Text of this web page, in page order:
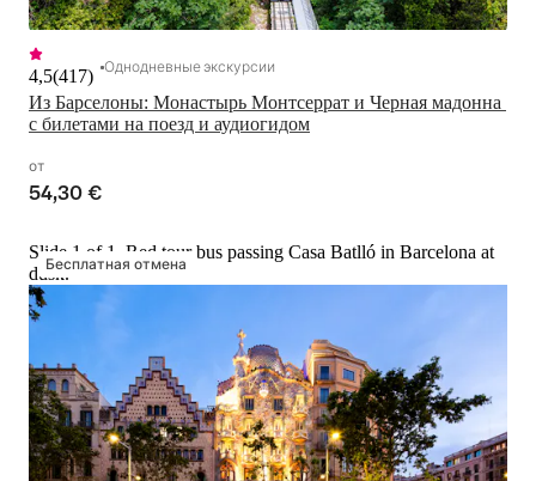
Из Барселоны: Монастырь Монтсеррат и Черная мадонна
с билетами на поезд и аудиогидом
4,5(417) Однодневные экскурсии
от
54,30 €
Бесплатная отмена
Slide 1 of 1, Red tour bus passing Casa Batlló in Barcelona at
dusk.